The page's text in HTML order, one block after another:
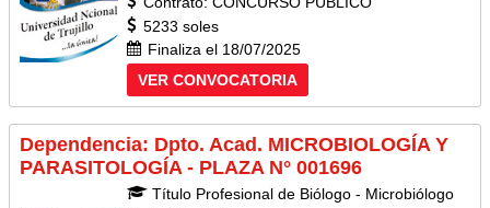
5233 soles
Finaliza el 18/07/2025
VER CONVOCATORIA
Dependencia: Dpto. Acad. MICROBIOLOGÍA Y
PARASITOLOGÍA - PLAZA N° 001696
Título Profesional de Biólogo - Microbiólogo